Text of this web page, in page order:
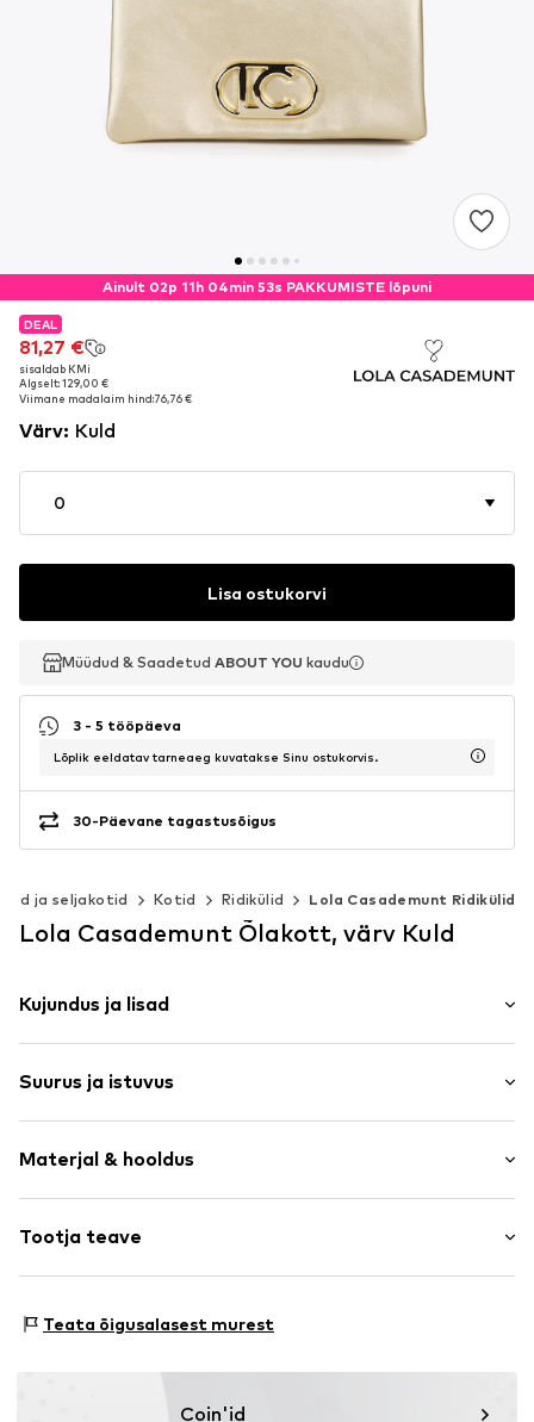
Ainult 02p 11h 04min 52s PAKKUMISTE lõpuni
DEAL
81,27 €
sisaldab KMi
Algselt: 129,00 €
Viimane madalaim hind:76,76 €
DEAL
81,27 €
sisaldab KMi
Algselt: 129,00 €
Viimane madalaim hind:76,76 €
DEAL
81,27 €
sisaldab KMi
Algselt: 129,00 €
Viimane madalaim hind:76,76 €
Värv: Kuld
0
Lisa ostukorvi
Müüdud & Saadetud ABOUT YOU kaudu
Müüdud & Saadetud ABOUT YOU kaudu
3 - 5 tööpäeva
Lõplik eeldatav tarneaeg kuvatakse Sinu ostukorvis.
30-Päevane tagastusõigus
ja seljakotid Kotid Ridikülid Lola Casademunt Ridikülid
Lola Casademunt Õlakott, värv Kuld
Kujundus ja lisad
Nahaimitatsioon
Tõmblukk
Etiketi tikand
Suurus ja istuvus
Materjal & hooldus
Pealmine materjal: Polüuretaan - PUR (taaskasutatud)
Käsipesu
Tootja teave
75001 PARIS
Teata õigusalasest murest
Coin'id